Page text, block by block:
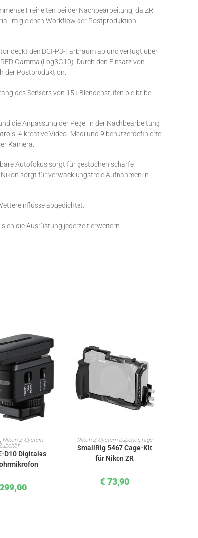
Freiheiten bei der Nachbearbeitung, da ZR
im gleichen Workflow der Postproduktion
deckt den DCI-P3-Farbraum ab und verfügt über
Gamma (Log3G10): Durch den Einsatz von
der Postproduktion.
des Sensors von 15+ Blendenstufen bleibt bei
die Anpassung der Pegel in der Nachbearbeitung
4 kreative Video- Modi und 9 benutzerdefinierte
Kamera.
Autofokus sorgt für gestochen scharfe
sorgt für verwacklungsfreie Aufnahmen in
abgedichtet.
die Ausrüstung jederzeit erweitern.
, Nikon Z System-
D10 Digitales
299,00
IN DEN WARENKORB
Nikon Z System-Zubehör, Rigs
SmallRig 5467 Cage-Kit
für Nikon ZR
€ 73,90